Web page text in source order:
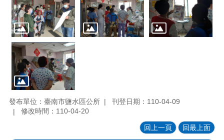
發布單位：臺南市鹽水區公所
刊登日期：110-04-09
修改時間：110-04-20
回上一頁 回最上面